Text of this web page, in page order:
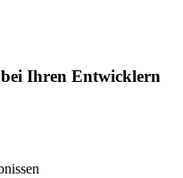
Ihren Entwicklern